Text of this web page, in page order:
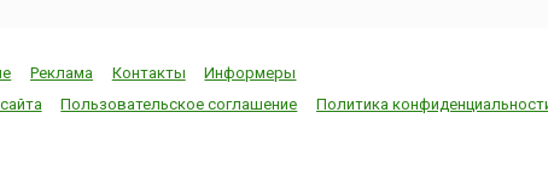
Реклама Контакты
Информеры
Пользовательское соглашение Политика